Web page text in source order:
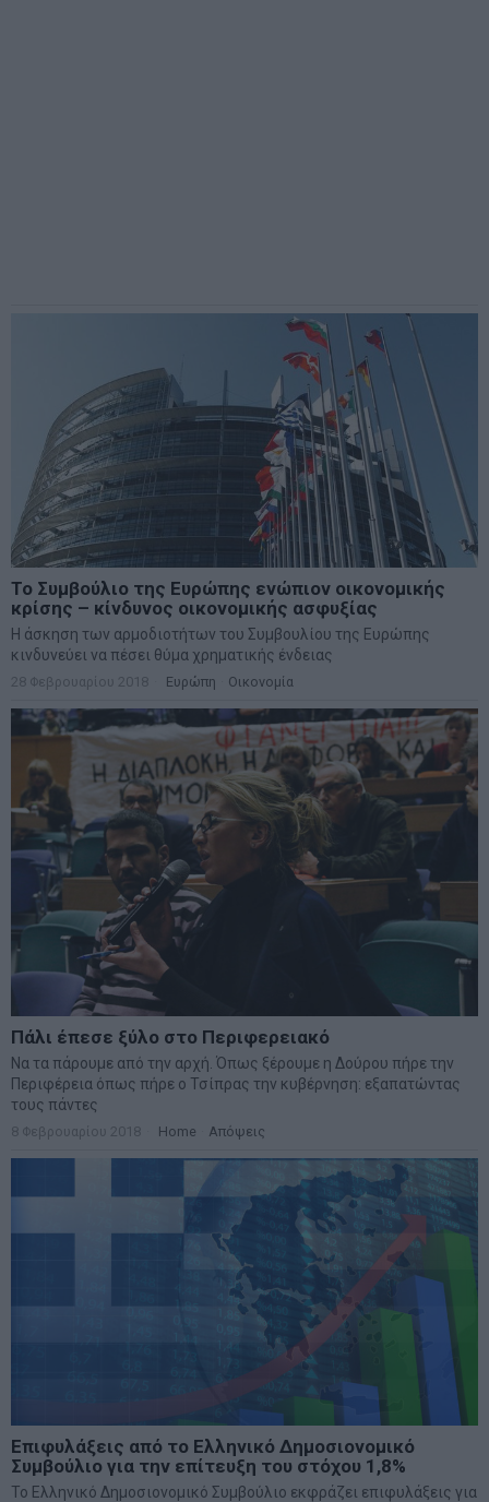
Το Συμβούλιο της Ευρώπης ενώπιον οικονομικής
κρίσης – κίνδυνος οικονομικής ασφυξίας
Η άσκηση των αρμοδιοτήτων του Συμβουλίου της Ευρώπης
κινδυνεύει να πέσει θύμα χρηματικής ένδειας
28 Φεβρουαρίου 2018 Ευρώπη Οικονομία
Πάλι έπεσε ξύλο στο Περιφερειακό
Να τα πάρουμε από την αρχή. Όπως ξέρουμε η Δούρου πήρε την
Περιφέρεια όπως πήρε ο Τσίπρας την κυβέρνηση: εξαπατώντας
τους πάντες
8 Φεβρουαρίου 2018 Home Απόψεις
Επιφυλάξεις από το Ελληνικό Δημοσιονομικό
Συμβούλιο για την επίτευξη του στόχου 1,8%
Το Ελληνικό Δημοσιονομικό Συμβούλιο εκφράζει επιφυλάξεις για